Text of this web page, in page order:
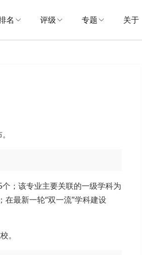
名 评级 专题 关于
；该专业主要关联的一级学科为
在最新一轮“双一流”学科建设
。